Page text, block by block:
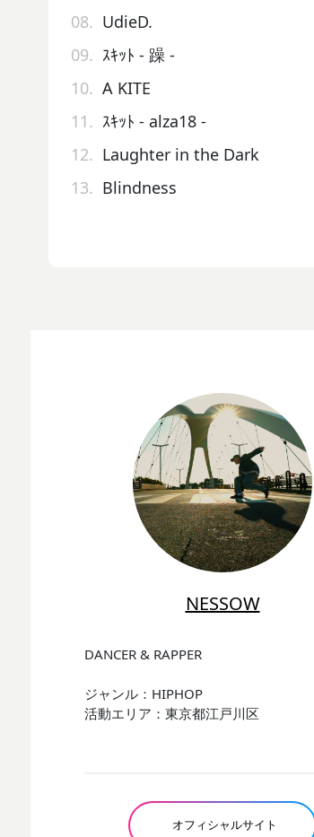
08. UdieD.
09. ｽｷｯﾄ - 躁 -
10. A KITE
11. ｽｷｯﾄ - alza18 -
12. Laughter in the Dark
13. Blindness
NESSOW
DANCER & RAPPER
ジャンル：HIPHOP
活動エリア：東京都江戸川区
オフィシャルサイト